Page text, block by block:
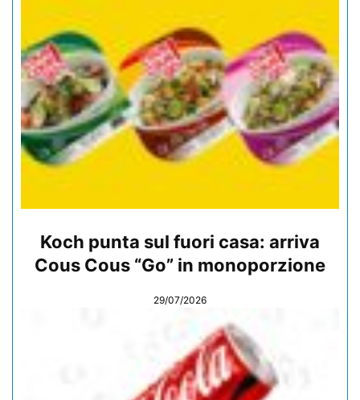
Koch punta sul fuori casa: arriva
Cous Cous “Go” in monoporzione
29/07/2026